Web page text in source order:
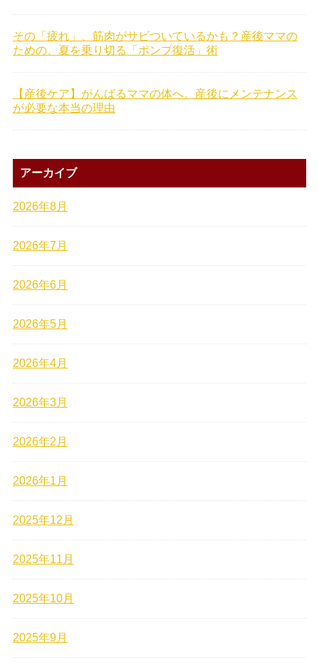
その「疲れ」、筋肉がサビついているかも？産後ママの
ための、夏を乗り切る「ポンプ復活」術
【産後ケア】がんばるママの体へ。産後にメンテナンス
が必要な本当の理由
アーカイブ
2026年8月
2026年7月
2026年6月
2026年5月
2026年4月
2026年3月
2026年2月
2026年1月
2025年12月
2025年11月
2025年10月
2025年9月